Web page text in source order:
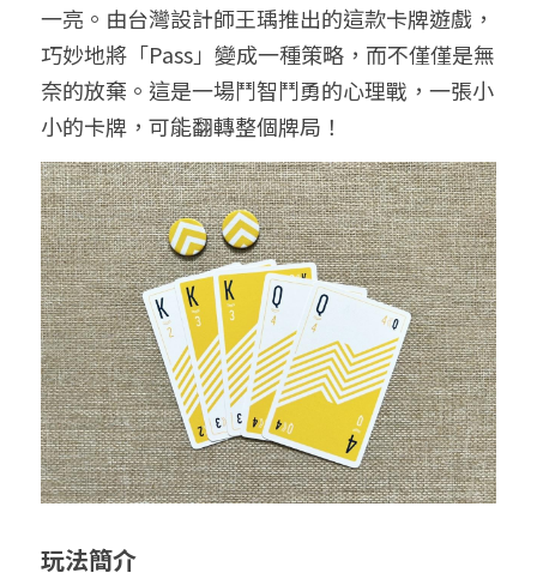
一亮。由台灣設計師王瑀推出的這款卡牌遊戲，
巧妙地將「Pass」變成一種策略，而不僅僅是無
奈的放棄。這是一場鬥智鬥勇的心理戰，一張小
小的卡牌，可能翻轉整個牌局！
玩法簡介